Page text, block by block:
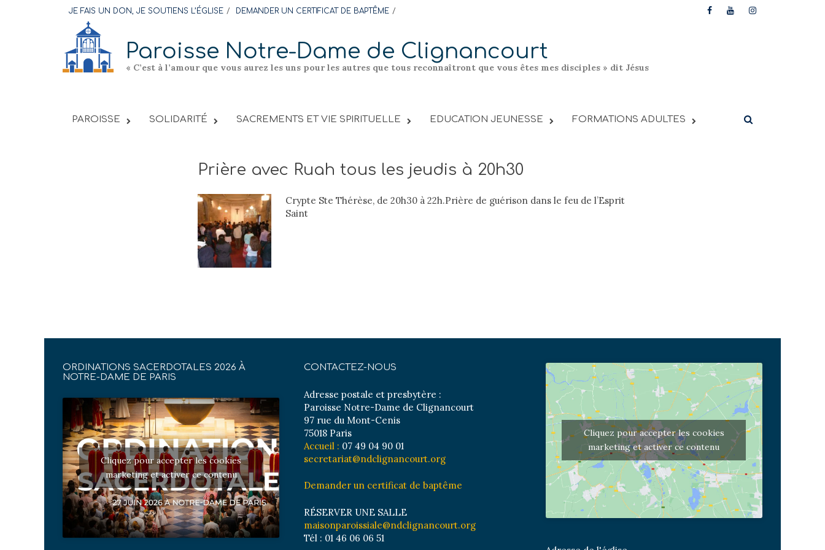
content
JE FAIS UN DON, JE SOUTIENS L’ÉGLISE DEMANDER UN CERTIFICAT DE BAPTÊME
Paroisse Notre-Dame de Clignancourt
« C’est à l’amour que vous aurez les uns pour les autres que tous reconnaîtront que vous êtes mes disciples » dit Jésus
PAROISSE SOLIDARITÉ SACREMENTS ET VIE SPIRITUELLE EDUCATION JEUNESSE FORMATIONS ADULTES
Prière avec Ruah tous les jeudis à 20h30
Crypte Ste Thérèse, de 20h30 à 22h.Prière de guérison dans le feu de l’Esprit
Saint
ORDINATIONS SACERDOTALES 2026 À
NOTRE-DAME DE PARIS
Cliquez pour accepter les cookies
marketing et activer ce contenu
CONTACTEZ-NOUS
Adresse postale et presbytère :
Paroisse Notre-Dame de Clignancourt
97 rue du Mont-Cenis
75018 Paris
Accueil : 07 49 04 90 01
secretariat@ndclignancourt.org
Demander un certificat de baptême
RÉSERVER UNE SALLE
maisonparoissiale@ndclignancourt.org
Tél : 01 46 06 06 51
Cliquez pour accepter les cookies
marketing et activer ce contenu